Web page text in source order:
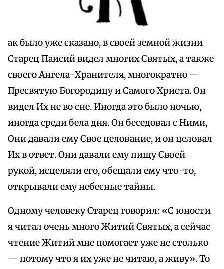
ак было уже сказано, в своей земной жизни
Старец Паисий видел многих Святых, а также
своего Ангела-Хранителя, многократно —
Пресвятую Богородицу и Самого Христа. Он
видел Их не во сне. Иногда это было ночью,
иногда среди бела дня. Он беседовал с Ними,
Они давали ему Свое целование, и он целовал
Их в ответ. Они давали ему пищу Своей
рукой, исцеляли его, обещали ему что-то,
открывали ему небесные тайны.
Одному человеку Старец говорил: «С юности
я читал очень много Житий Святых, а сейчас
чтение Житий мне помогает уже не столько
— потому что я их уже не читаю, а живу». То